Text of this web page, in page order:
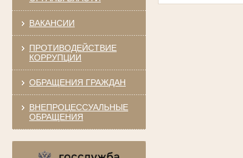
ВАКАНСИИ
ПРОТИВОДЕЙСТВИЕ
КОРРУПЦИИ
ОБРАЩЕНИЯ ГРАЖДАН
ВНЕПРОЦЕССУАЛЬНЫЕ
ОБРАЩЕНИЯ